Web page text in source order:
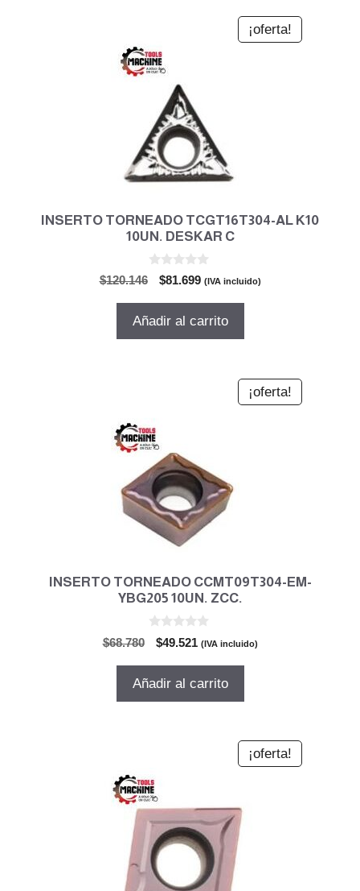
¡oferta!
INSERTO TORNEADO TCGT16T304-AL K10
10UN. DESKAR C
$120.146
El
original
$81.699El
actual
(IVA incluido)
Añadir al carrito
¡oferta!
INSERTO TORNEADO CCMT09T304-EM-
YBG205 10UN. ZCC.
$68.780
El
original
$49.521 El
actual
(IVA incluido)
Añadir al carrito
¡oferta!